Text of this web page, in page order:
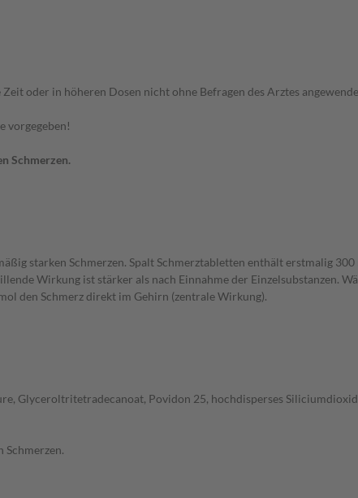
oder in höheren Dosen nicht ohne Befragen des Arztes
vorgegeben!
Schmerzen.
starken Schmerzen. Spalt Schmerztabletten enthält erstmalig 300
Wirkung ist stärker als nach Einnahme der Einzelsubstanzen.
den Schmerz direkt im Gehirn (zentrale Wirkung).
Glyceroltritetradecanoat, Povidon 25, hochdisperses